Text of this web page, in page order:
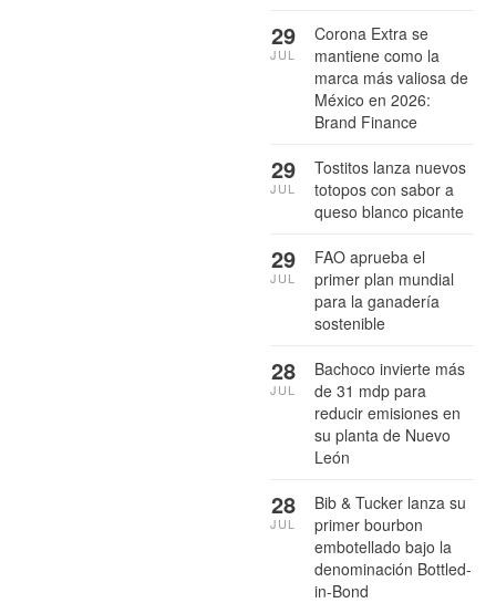
Corona Extra se
mantiene como la
marca más valiosa de
México en 2026:
Brand Finance
29
JUL
Tostitos lanza nuevos
totopos con sabor a
queso blanco picante
29
JUL
FAO aprueba el
primer plan mundial
para la ganadería
sostenible
29
JUL
Bachoco invierte más
de 31 mdp para
reducir emisiones en
su planta de Nuevo
León
28
JUL
Bib & Tucker lanza su
primer bourbon
embotellado bajo la
denominación Bottled-
in-Bond
28
JUL